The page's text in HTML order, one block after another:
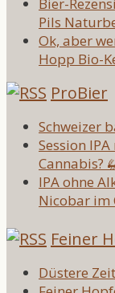
Bier-
Pils
Ok, aber
Hopp Bio-
ProBier
Schweizer
Session
Cannabis?
IPA ohne
Nicobar im
Feiner
Düstere